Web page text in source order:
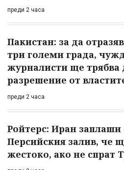
преди 2 часа
Пакистан: за да
три големи града,
журналисти ще трябва
разрешение от
преди 2 часа
Ройтерс: Иран заплаши
Персийския залив, че
жестоко, ако не спрат